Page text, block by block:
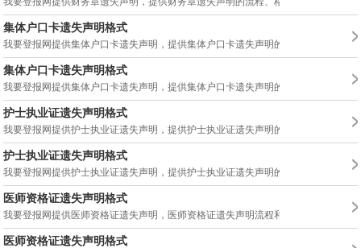
集体户口卡遗失声明格式
我要登报网提供集体户口卡遗失声明，提供集体户口卡遗失声明的流程、格式/范文
集体户口卡遗失声明格式
我要登报网提供集体户口卡遗失声明，提供集体户口卡遗失声明的流程、格式/范文
护士执业证遗失声明格式
我要登报网提供护士执业证遗失声明，提供护士执业证遗失声明的流程、格式/范文
护士执业证遗失声明格式
我要登报网提供护士执业证遗失声明，提供护士执业证遗失声明的流程、格式/范文
医师资格证遗失声明格式
我要登报网提供医师资格证遗失声明，医师资格证遗失声明流程和范本，医师资格
医师资格证遗失声明格式